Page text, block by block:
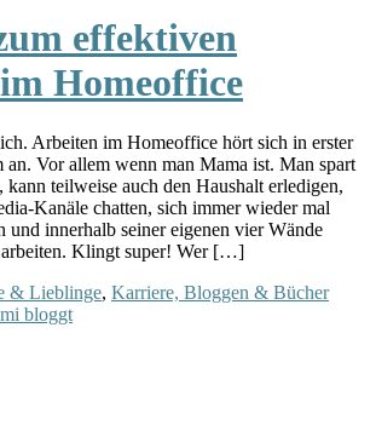
effektiven
Homeoffice
Arbeiten im Homeoffice hört sich in erster
an. Vor allem wenn man Mama ist. Man spart
teilweise auch den Haushalt erledigen,
Kanäle chatten, sich immer wieder mal
und innerhalb seiner eigenen vier Wände
arbeiten. Klingt super! Wer […]
& Lieblinge, Karriere, Bloggen & Bücher
bloggt